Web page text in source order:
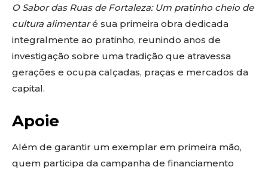
O Sabor das Ruas de Fortaleza: Um pratinho cheio de
cultura alimentaré sua primeira obra dedicada
integralmente ao pratinho, reunindo anos de
investigação sobre uma tradição que atravessa
gerações e ocupa calçadas, praças e mercados da
capital.
Apoie
Além de garantir um exemplar em primeira mão,
quem participa da campanha de financiamento